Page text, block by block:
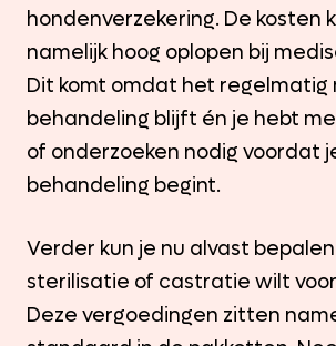
hondenverzekering. De kosten
namelijk hoog oplopen bij
Dit komt omdat het regelmatig
behandeling blijft én je hebt
of onderzoeken nodig voordat
behandeling begint.
Verder kun je nu alvast
sterilisatie of castratie wilt
Deze vergoedingen zitten